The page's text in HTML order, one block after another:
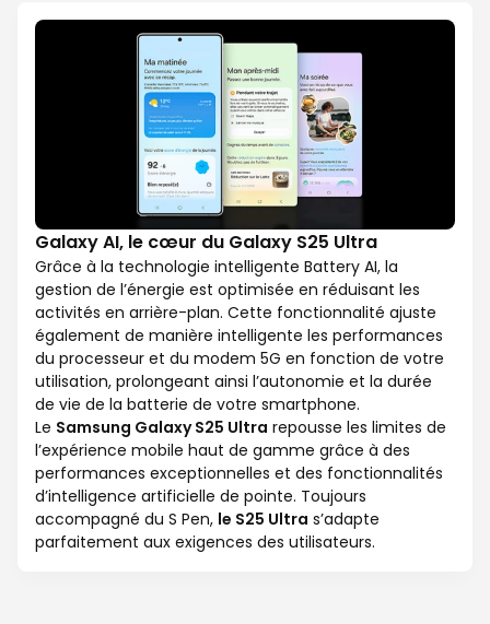
Galaxy AI, le cœur du Galaxy S25 Ultra
Grâce à la technologie intelligente Battery AI, la
gestion de l’énergie est optimisée en réduisant les
activités en arrière-plan. Cette fonctionnalité ajuste
également de manière intelligente les performances
du processeur et du modem 5G en fonction de votre
utilisation, prolongeant ainsi l’autonomie et la durée
de vie de la batterie de votre smartphone.
Le Samsung Galaxy S25 Ultra repousse les limites de
l’expérience mobile haut de gamme grâce à des
performances exceptionnelles et des fonctionnalités
d’intelligence artificielle de pointe. Toujours
accompagné du S Pen, le S25 Ultra s’adapte
parfaitement aux exigences des utilisateurs.